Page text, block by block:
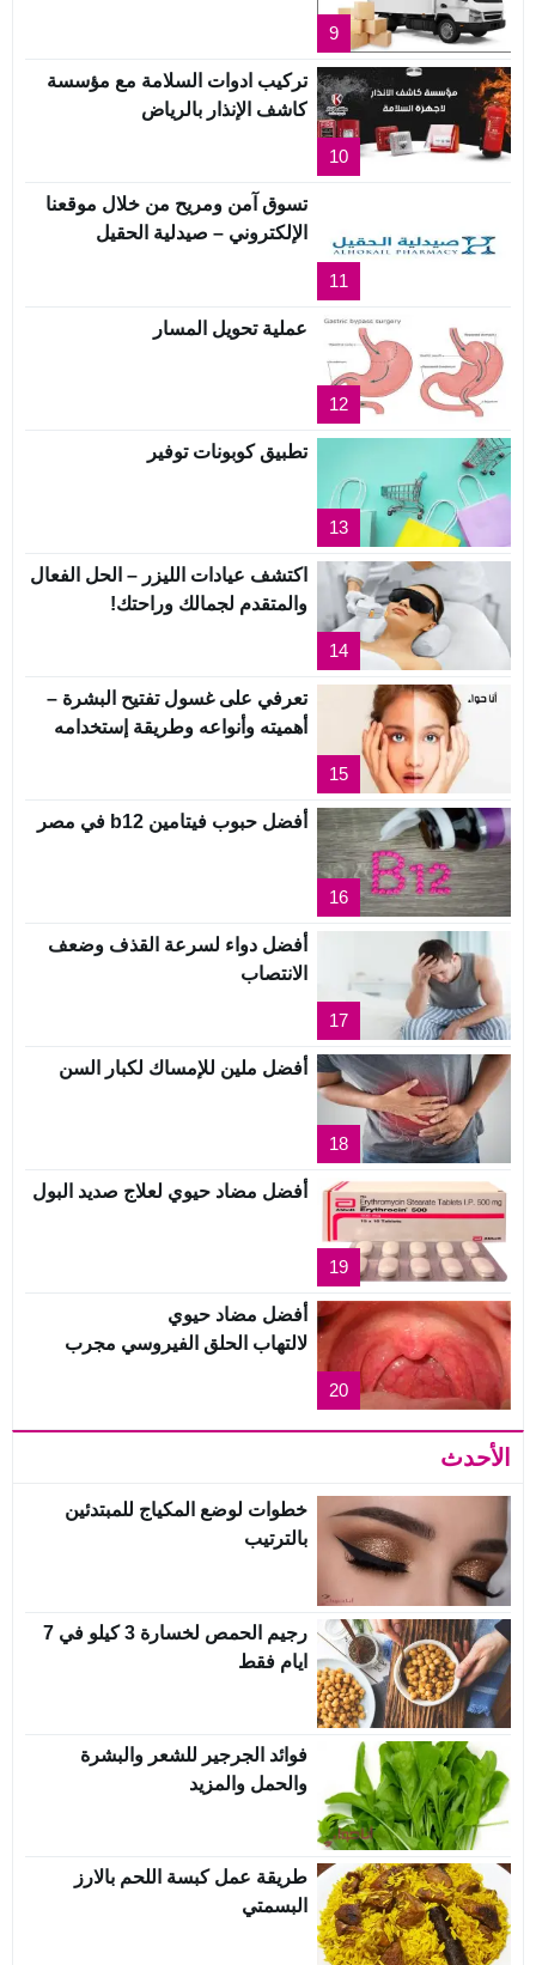
9
10
تركيب ادوات السلامة مع مؤسسة
كاشف الإنذار بالرياض
11
تسوق آمن ومريح من خلال موقعنا
الإلكتروني – صيدلية الحقيل
12
عملية تحويل المسار
13
تطبيق كوبونات توفير
14
اكتشف عيادات الليزر – الحل الفعال
والمتقدم لجمالك وراحتك!
15
تعرفي على غسول تفتيح البشرة –
أهميته وأنواعه وطريقة إستخدامه
16
أفضل حبوب فيتامين b12 في مصر
17
أفضل دواء لسرعة القذف وضعف
الانتصاب
18
أفضل ملين للإمساك لكبار السن
19
أفضل مضاد حيوي لعلاج صديد البول
20
أفضل مضاد حيوي
لالتهاب الحلق الفيروسي مجرب
الأحدث
خطوات لوضع المكياج للمبتدئين
بالترتيب
رجيم الحمص لخسارة 3 كيلو في 7
ايام فقط
فوائد الجرجير للشعر والبشرة
والحمل والمزيد
طريقة عمل كبسة اللحم بالارز
البسمتي